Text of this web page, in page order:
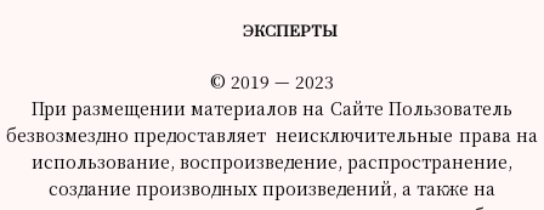
ЭКСПЕРТЫ
© 2019 — 2023
При размещении материалов на Сайте Пользователь
безвозмездно предоставляет неисключительные права на
использование, воспроизведение, распространение,
создание производных произведений, а также на